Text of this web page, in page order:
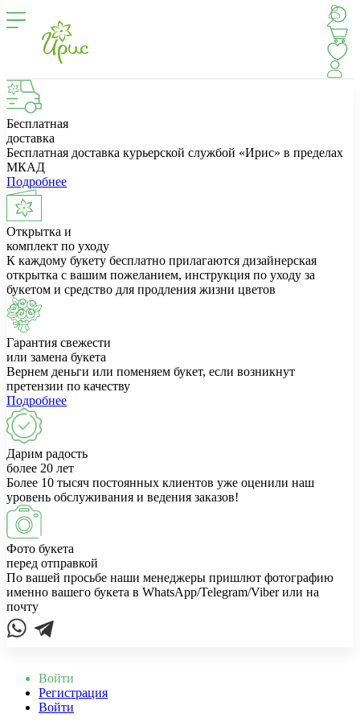
Бесплатная
доставка
Бесплатная доставка курьерской службой «Ирис» в пределах
МКАД
Подробнее
Открытка и
комплект по уходу
К каждому букету бесплатно прилагаются дизайнерская
открытка с вашим пожеланием, инструкция по уходу за
букетом и средство для продления жизни цветов
Гарантия свежести
или замена букета
Вернем деньги или поменяем букет, если возникнут
претензии по качеству
Подробнее
Дарим радость
более 20 лет
Более 10 тысяч постоянных клиентов уже оценили наш
уровень обслуживания и ведения заказов!
Фото букета
перед отправкой
По вашей просьбе наши менеджеры пришлют фотографию
именно вашего букета в WhatsApp/Telegram/Viber или на
почту
Войти
Регистрация
Войти